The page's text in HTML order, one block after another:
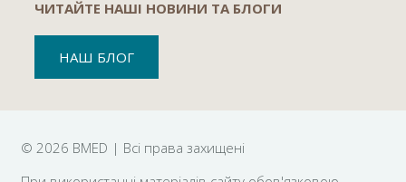
ЧИТАЙТЕ НАШІ НОВИНИ ТА БЛОГИ
НАШ БЛОГ
© 2026 BMED | Всі права захищені